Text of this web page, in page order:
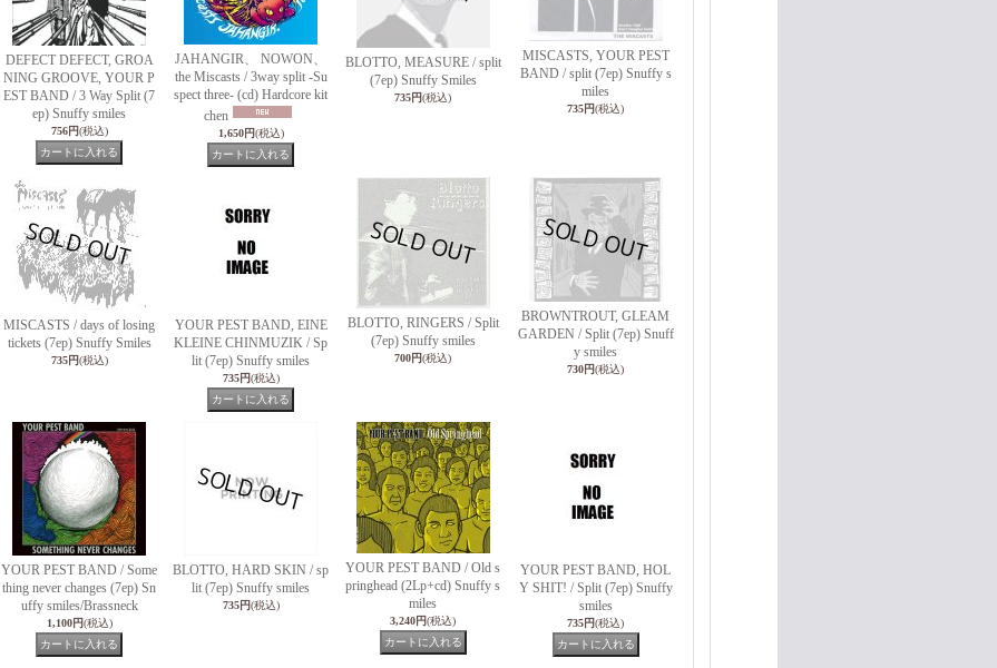
DEFECT DEFECT, GROA
NING GROOVE, YOUR P
EST BAND / 3 Way Split (7
ep) Snuffy smiles
756円(税込)
JAHANGIR、 NOWON、
the Miscasts / 3way split -Su
spect three- (cd) Hardcore kit
chen
1,650円(税込)
BLOTTO, MEASURE / split
(7ep) Snuffy Smiles
735円(税込)
MISCASTS, YOUR PEST
BAND / split (7ep) Snuffy s
miles
735円(税込)
MISCASTS / days of losing
tickets (7ep) Snuffy Smiles
735円(税込)
YOUR PEST BAND, EINE
KLEINE CHINMUZIK / Sp
lit (7ep) Snuffy smiles
735円(税込)
BLOTTO, RINGERS / Split
(7ep) Snuffy smiles
700円(税込)
BROWNTROUT, GLEAM
GARDEN / Split (7ep) Snuff
y smiles
730円(税込)
YOUR PEST BAND / Some
thing never changes (7ep) Sn
uffy smiles/Brassneck
1,100円(税込)
BLOTTO, HARD SKIN / sp
lit (7ep) Snuffy smiles
735円(税込)
YOUR PEST BAND / Old s
pringhead (2Lp+cd) Snuffy s
miles
3,240円(税込)
YOUR PEST BAND, HOL
Y SHIT! / Split (7ep) Snuffy
smiles
735円(税込)